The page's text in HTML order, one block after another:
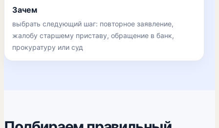
Зачем
выбрать следующий шаг: повторное заявление,
жалобу старшему приставу, обращение в банк,
прокуратуру или суд